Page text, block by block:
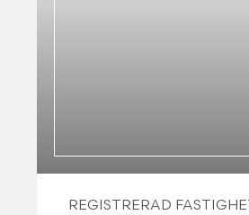
REGISTRERAD